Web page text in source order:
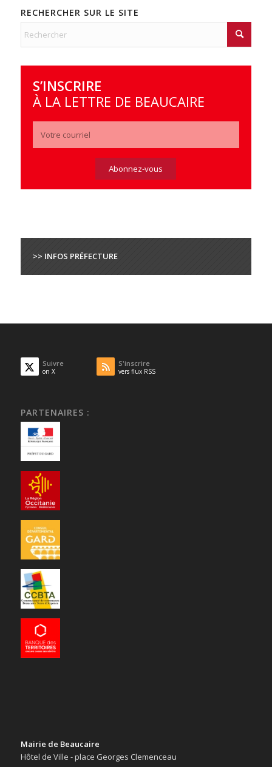
RECHERCHER SUR LE SITE
S’INSCRIRE
À LA LETTRE DE BEAUCAIRE
>> INFOS PRÉFECTURE
Suivre
on X
S'inscrire
vers flux RSS
PARTENAIRES :
Mairie de Beaucaire
Hôtel de Ville - place Georges Clemenceau